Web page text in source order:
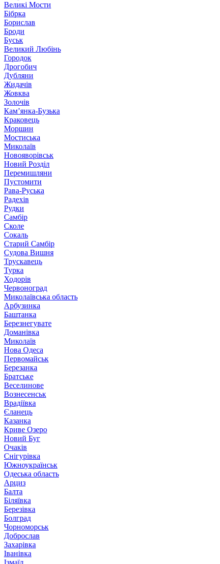
Великі Мости
Бібрка
Борислав
Броди
Буськ
Великий Любінь
Городок
Дрогобич
Дубляни
Жидачів
Жовква
Золочів
Кам’янка-Бузька
Краковець
Моршин
Мостиська
Миколаїв
Новояворівськ
Новий Розділ
Перемишляни
Пустомити
Рава-Руська
Радехів
Рудки
Самбір
Сколе
Сокаль
Старий Самбір
Судова Вишня
Трускавець
Турка
Ходорів
Червоноград
Миколаївська область
Арбузинка
Баштанка
Березнегувате
Доманівка
Миколаїв
Нова Одеса
Первомайськ
Березанка
Братське
Веселинове
Вознесенськ
Врадіївка
Єланець
Казанка
Криве Озеро
Новий Буг
Очаків
Снігурівка
Южноукраїнськ
Одеська область
Арциз
Балта
Біляївка
Березівка
Болград
Чорноморськ
Доброслав
Захарівка
Іванівка
Ізмаїл